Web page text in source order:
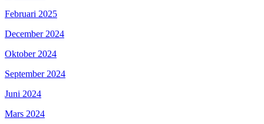
Februari 2025
December 2024
Oktober 2024
September 2024
Juni 2024
Mars 2024